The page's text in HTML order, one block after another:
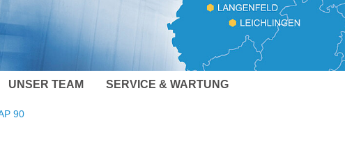
UNSER TEAM SERVICE & WARTUNG
90